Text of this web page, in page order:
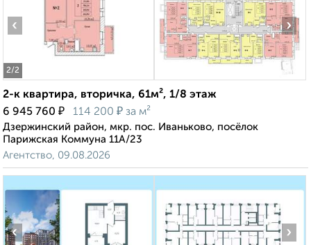
2/2
‹ ›
2-к квартира, вторичка, 61м², 1/8 этаж
6 945 760 ₽ 114 200 ₽ за м²
Дзержинский район, мкр. пос. Иваньково, посёлок
Парижская Коммуна 11А/23
Агентство, 09.08.2026
‹ ›